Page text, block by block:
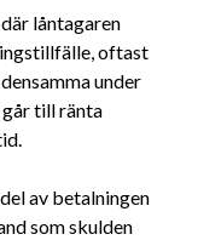
låntagaren
oftast
under
går till ränta
av betalningen
som skulden